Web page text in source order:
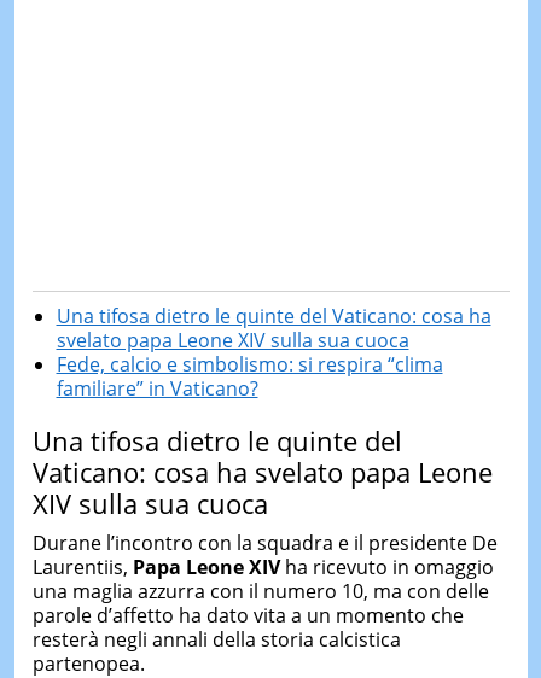
Una tifosa dietro le quinte del Vaticano: cosa ha
svelato papa Leone XIV sulla sua cuoca
Fede, calcio e simbolismo: si respira “clima
familiare” in Vaticano?
Una tifosa dietro le quinte del
Vaticano: cosa ha svelato papa Leone
XIV sulla sua cuoca
Durane l’incontro con la squadra e il presidente De
Laurentiis, Papa Leone XIVha ricevuto in omaggio
una maglia azzurra con il numero 10, ma con delle
parole d’affetto ha dato vita a un momento che
resterà negli annali della storia calcistica
partenopea.